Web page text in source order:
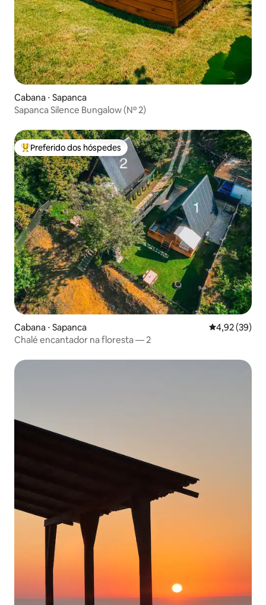
Cabana ⋅ Sapanca
Sapanca Silence Bungalow (Nº 2)
Entre os melhores preferidos dos hóspedes
Preferido dos hóspedes
Cabana ⋅ Sapanca 4,92 de uma
4,92 (39)
Chalé encantador na floresta — 2